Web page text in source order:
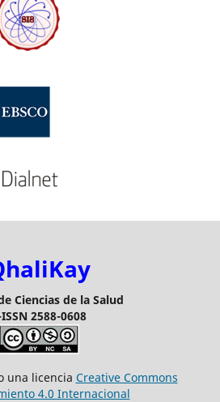
Ciencias de la Salud
2588-0608
una licencia Creative Commons
4.0 Internacional